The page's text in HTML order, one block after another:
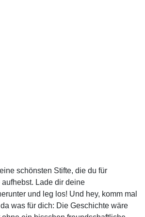
schönsten Stifte, die du für
aufhebst. Lade dir deine
und leg los! Und hey, komm mal
da was für dich: Die Geschichte wäre